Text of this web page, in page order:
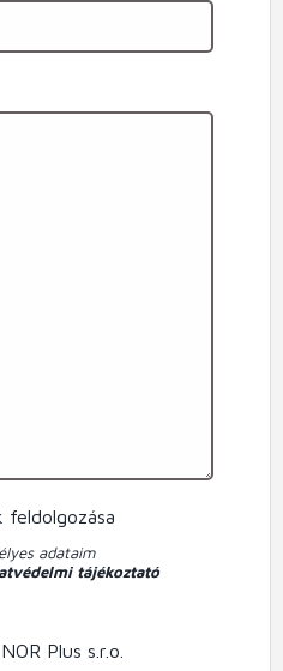
feldolgozása
adataim
tájékoztató
Plus s.r.o.